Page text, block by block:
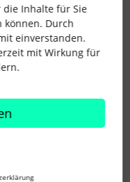
nicht.
stellt sich die Arbeit
aktiv, die auch eine
und dann darüber
gemacht.
Inhalte für Sie
können. Durch
einverstanden.
mit Wirkung für